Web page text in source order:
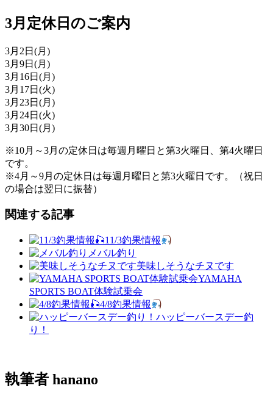
3月定休日のご案内
3月2日(月)
3月9日(月)
3月16日(月)
3月17日(火)
3月23日(月)
3月24日(火)
3月30日(月)
※10月～3月の定休日は毎週月曜日と第3火曜日、第4火曜日
です。
※4月～9月の定休日は毎週月曜日と第3火曜日です。（祝日
の場合は翌日に振替）
関連する記事
11/3釣果情報
メバル釣り
美味しそうなチヌです
YAMAHA
SPORTS BOAT体験試乗会
4/8釣果情報
ハッピーバースデー釣
り！
執筆者 hanano